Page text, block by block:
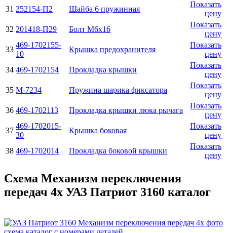
31 252154-П2 Шайба 6 пружинная
Показать
цену
32 201418-П29 Болт М6х16
Показать
цену
33
469-1702155-
10
Крышка предохранителя
Показать
цену
34 469-1702154 Прокладка крышки
Показать
цену
35 M-7234 Пружина шарика фиксатора
Показать
цену
36 469-1702113 Прокладка крышки люка рычага
Показать
цену
37
469-1702015-
30
Крышка боковая
Показать
цену
38 469-1702014 Прокладка боковой крышки
Показать
цену
Схема Механизм переключения
передач 4х УАЗ Патриот 3160 каталог